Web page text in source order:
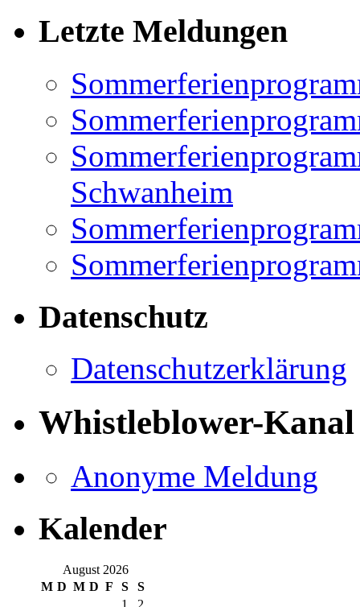
Letzte Meldungen
Schwanheim
Datenschutz
Datenschutzerklärung
Whistleblower-Kanal
Anonyme Meldung
Kalender
August 2026
M D M D F S
S
1
2